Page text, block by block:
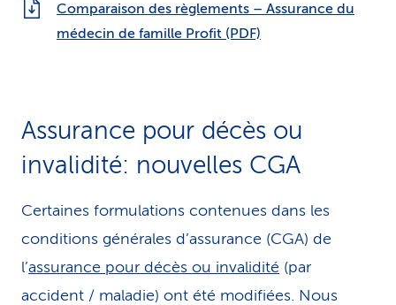
Comparaison des règlements – Assurance du
médecin de famille Profit (PDF)
Assurance pour décès ou
invalidité: nouvelles CGA
Certaines formulations contenues dans les
conditions générales d’assurance (CGA) de
l’assurance pour décès ou invalidité (par
accident / maladie) ont été modifiées. Nous